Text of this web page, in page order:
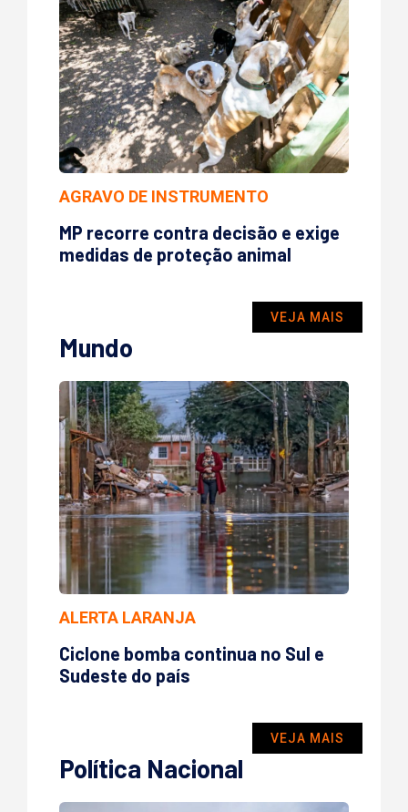
AGRAVO DE INSTRUMENTO
MP recorre contra decisão e exige
medidas de proteção animal
VEJA MAIS
Mundo
ALERTA LARANJA
Ciclone bomba continua no Sul e
Sudeste do país
VEJA MAIS
Política Nacional